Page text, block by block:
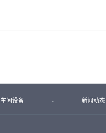
车间设备 新闻动态